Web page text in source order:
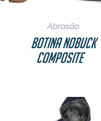
Abrasão
Botina Nobuck
Composite